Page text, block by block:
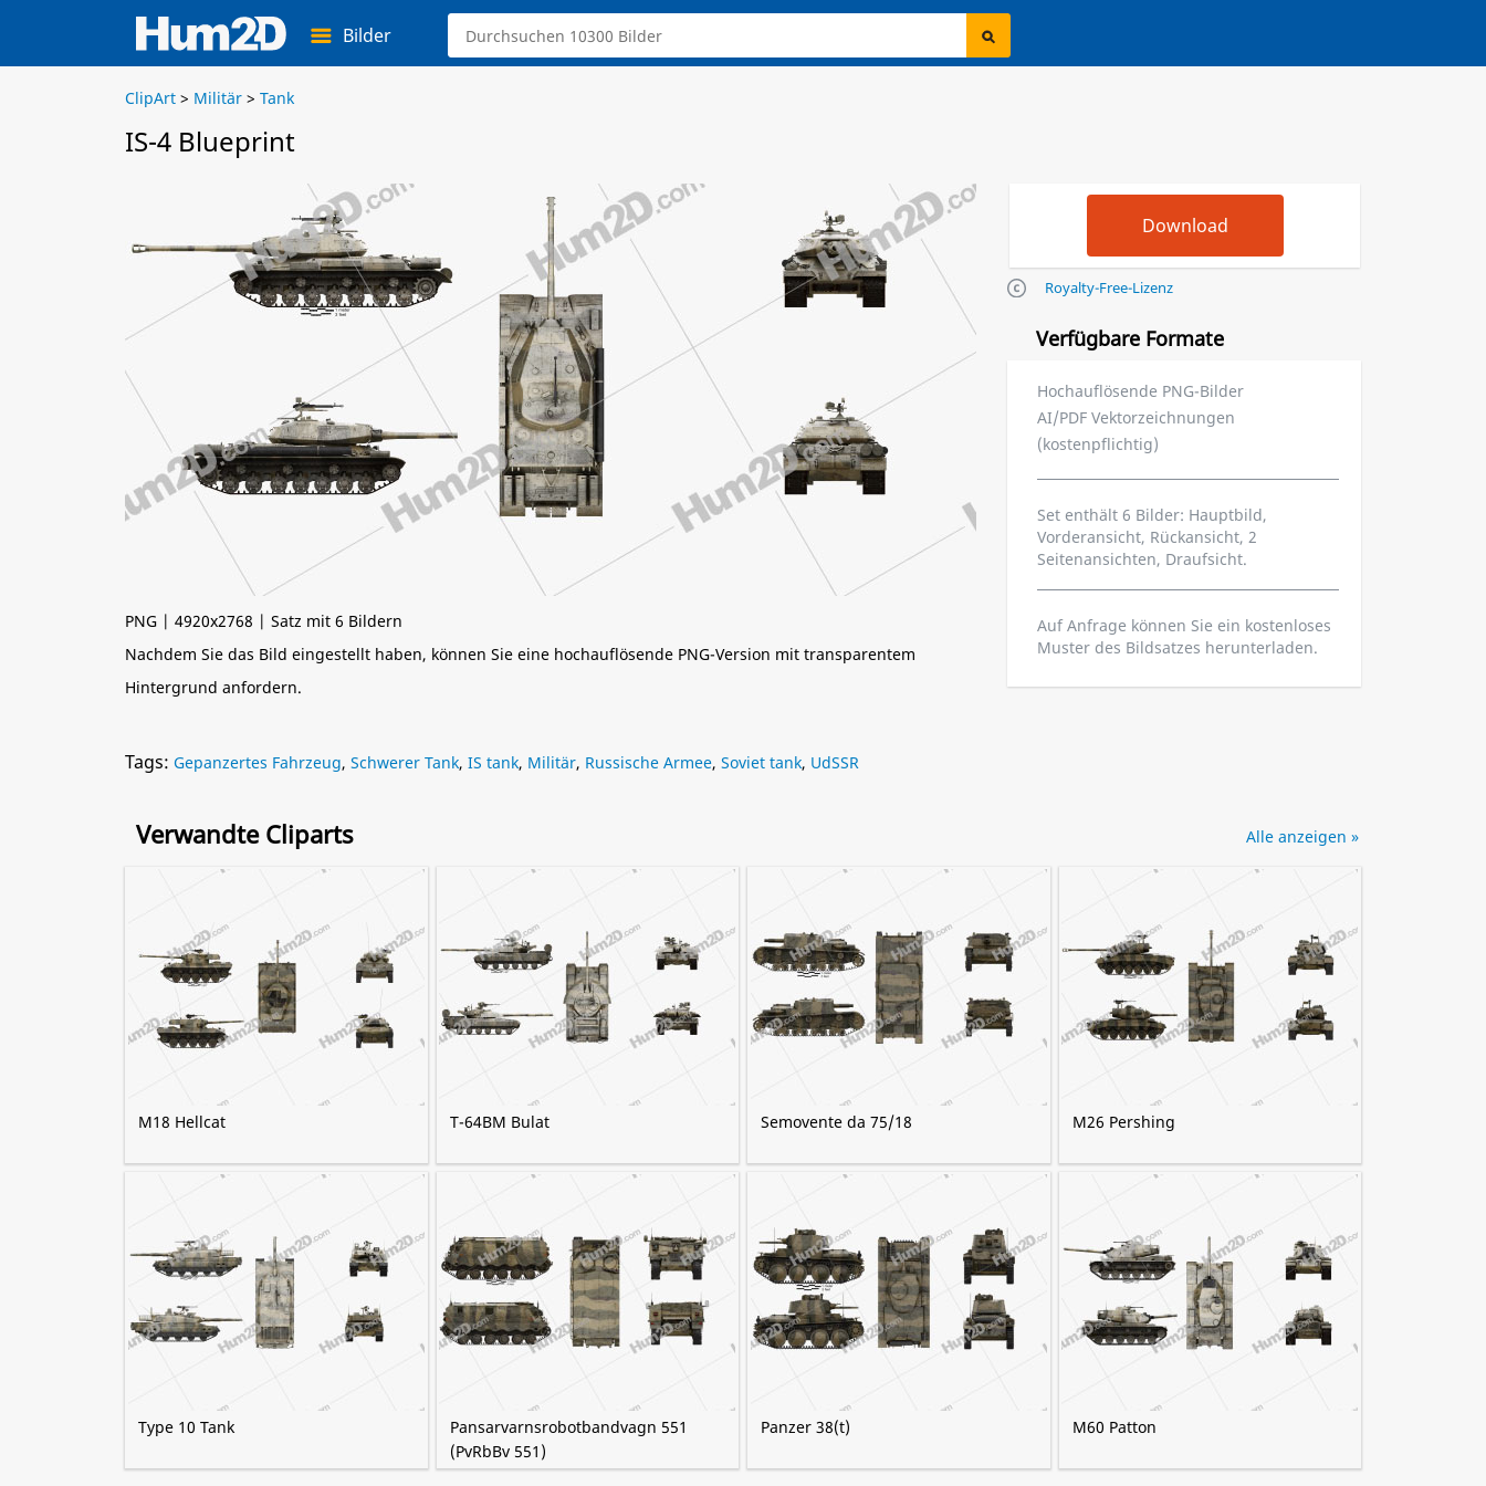
Bilder
ClipArt > Militär > Tank
IS-4 Blueprint
PNG | 4920x2768 | Satz mit 6 Bildern
Nachdem Sie das Bild eingestellt haben, können Sie eine hochauflösende PNG-Version mit transparentem
Hintergrund anfordern.
Royalty-Free-Lizenz
Verfügbare Formate
Hochauflösende PNG-Bilder
AI/PDF Vektorzeichnungen
(kostenpflichtig)
Set enthält 6 Bilder: Hauptbild,
Vorderansicht, Rückansicht, 2
Seitenansichten, Draufsicht.
Auf Anfrage können Sie ein kostenloses
Muster des Bildsatzes herunterladen.
Tags: Gepanzertes Fahrzeug, Schwerer Tank, IS tank, Militär, Russische Armee, Soviet tank, UdSSR
Verwandte Cliparts
M18 Hellcat T-64BM Bulat Semovente da 75/18 M26 Pershing
Type 10 Tank
Pansarvarnsrobotbandvagn 551
(PvRbBv 551)
Panzer 38(t) M60 Patton
Alle anzeigen »